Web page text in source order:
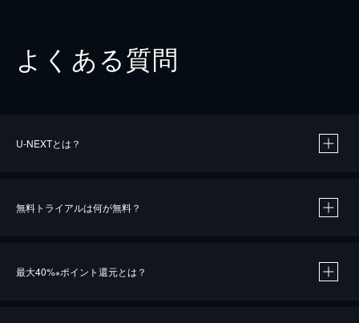
よくある質問
U-NEXTとは？
無料トライアルは何が無料？
最大40%※ポイント還元とは？